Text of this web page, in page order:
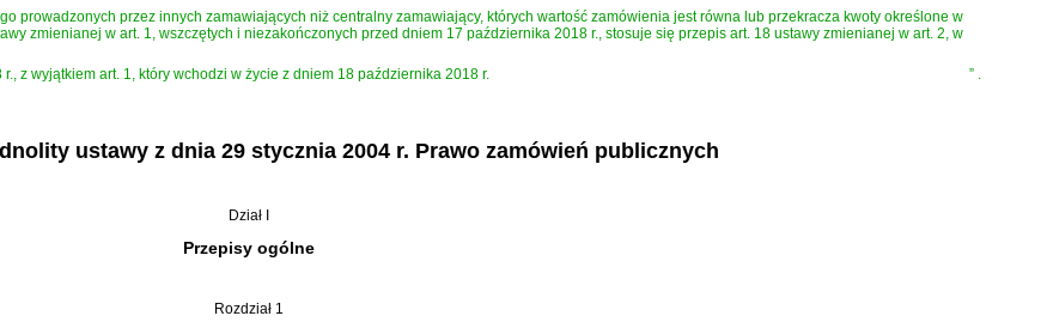
prowadzonych przez innych zamawiających niż centralny zamawiający, których wartość zamówienia jest równa lub przekracza kwoty określone w
zmienianej w art. 1, wszczętych i niezakończonych przed dniem 17 października 2018 r., stosuje się przepis art. 18 ustawy zmienianej w art. 2, w
z wyjątkiem art. 1, który wchodzi w życie z dniem 18 października 2018 r. ” .
ustawy z dnia 29 stycznia 2004 r. Prawo zamówień publicznych
Dział I
Przepisy ogólne
Rozdział 1